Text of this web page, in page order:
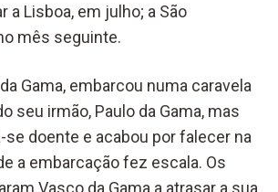
a Lisboa, em julho; a São
mês seguinte.
Gama, embarcou numa caravela
seu irmão, Paulo da Gama, mas
doente e acabou por falecer na
a embarcação fez escala. Os
Vasco da Gama a atrasar a sua